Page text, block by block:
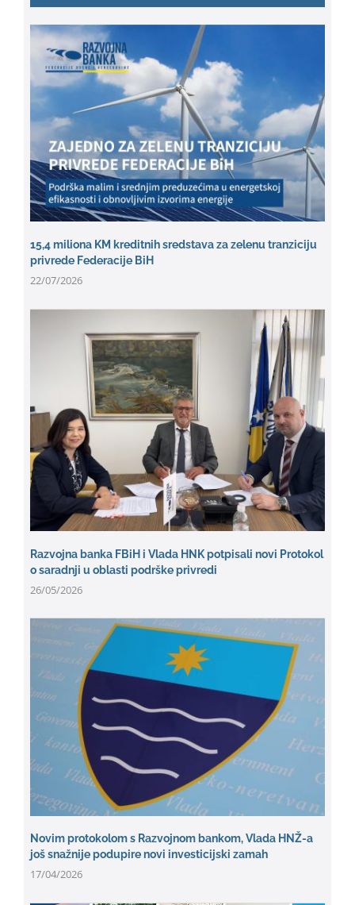
15,4 miliona KM kreditnih sredstava za zelenu tranziciju
privrede Federacije BiH
22/07/2026
Razvojna banka FBiH i Vlada HNK potpisali novi Protokol
o saradnji u oblasti podrške privredi
26/05/2026
Novim protokolom s Razvojnom bankom, Vlada HNŽ-a
još snažnije podupire novi investicijski zamah
17/04/2026